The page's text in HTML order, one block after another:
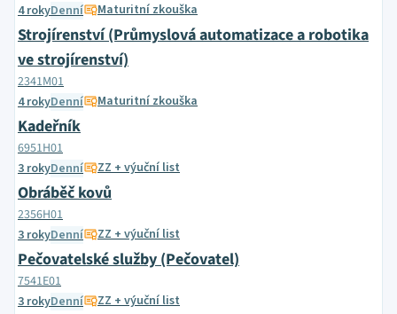
4 rokyDenní Maturitní zkouška
Strojírenství (Průmyslová automatizace a robotika
ve strojírenství)
2341M01
4 rokyDenní Maturitní zkouška
Kadeřník
6951H01
3 rokyDenní ZZ + výuční list
Obráběč kovů
2356H01
3 rokyDenní ZZ + výuční list
Pečovatelské služby (Pečovatel)
7541E01
3 rokyDenní ZZ + výuční list